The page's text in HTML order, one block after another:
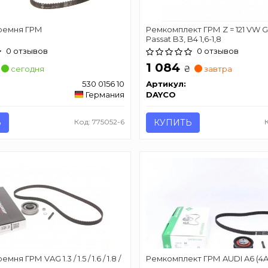
ГРМ
0 отзывов
сегодня
530 0156 10
Германия
Код: 775052-6
Ремкомплект ГРМ Z = 121 VW
Passat B3, B4 1,6-1,8
0 отзывов
1 084 ₴
завтра
Артикул:
DAYCO
КУПИТЬ
ГРМ VAG 1.3 / 1.5 / 1.6 / 1.8 / Ремкомплект ГРМ AUDI A6